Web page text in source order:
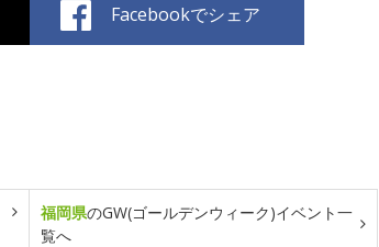
Facebookでシェア
福岡県のGW(ゴールデンウィーク)イベント一
覧へ